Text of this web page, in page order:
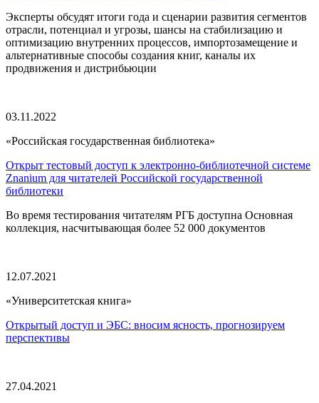
Эксперты обсудят итоги года и сценарии развития сегментов
отрасли, потенциал и угрозы, шансы на стабилизацию и
оптимизацию внутренних процессов, импортозамещение и
альтернативные способы создания книг, каналы их
продвижения и дистрибьюции
03.11.2022
«Российская государственная библиотека»
Открыт тестовый доступ к электронно-библиотечной системе
Znanium для читателей Российской государственной
библиотеки
Во время тестирования читателям РГБ доступна Основная
коллекция, насчитывающая более 52 000 документов
12.07.2021
«Университетская книга»
Открытый доступ и ЭБС: вносим ясность, прогнозируем
перспективы
27.04.2021